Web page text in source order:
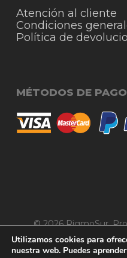
Subtotal:
Atención al cliente
Condiciones
Política de
MÉTODOS DE PAGO
© 2026 RigmoSur.
Creativo
Utilizamos cookies para
nuestra web. Puedes